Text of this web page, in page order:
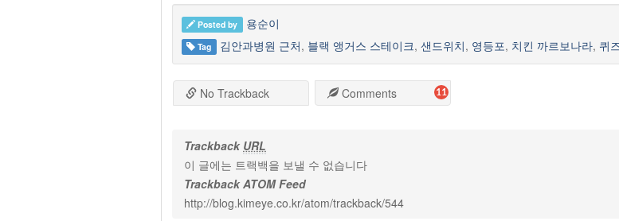
Posted by 용순이
Tag 김안과병원 근처, 블랙 앵거스 스테이크, 샌드위치, 영등포, 치킨 까르보나라, 퀴
No Trackback Comments 11
Trackback URL
이 글에는 트랙백을 보낼 수 없습니다
Trackback ATOM Feed
http://blog.kimeye.co.kr/atom/trackback/544